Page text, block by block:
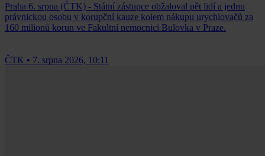
Praha 6. srpna (ČTK) - Státní zástupce obžaloval pět lidí a jednu
právnickou osobu v korupční kauze kolem nákupu urychlovačů za
160 milionů korun ve Fakultní nemocnici Bulovka v Praze.
ČTK • 7. srpna 2026, 10:11